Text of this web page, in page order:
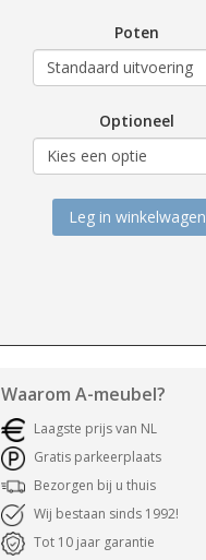
Poten
Optioneel
Leg in winkelwagen
Waarom A-meubel?
Laagste prijs van NL
Gratis parkeerplaats
Bezorgen bij u thuis
Wij bestaan sinds 1992!
Tot 10 jaar garantie